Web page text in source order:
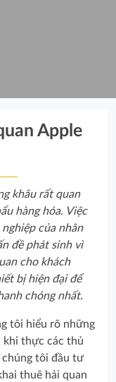
Apple
khâu rất quan
hàng hóa. Việc
của nhân
đề phát sinh vì
cho khách
bị hiện đại để
chóng nhất.
tôi hiểu rõ những
khi thực các thủ
chúng tôi đầu tư
thuê hải quan